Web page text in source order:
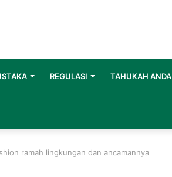
REGULASI TAHUKAH ANDA
ramah lingkungan dan ancamannya